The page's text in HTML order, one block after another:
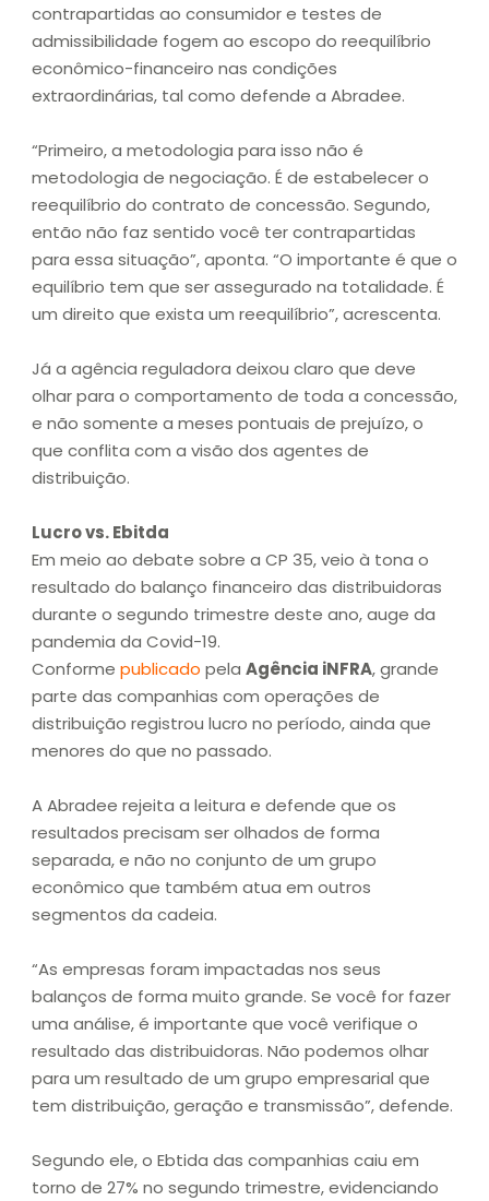
contrapartidas ao consumidor e testes de
admissibilidade fogem ao escopo do reequilíbrio
econômico-financeiro nas condições
extraordinárias, tal como defende a Abradee.
“Primeiro, a metodologia para isso não é
metodologia de negociação. É de estabelecer o
reequilíbrio do contrato de concessão. Segundo,
então não faz sentido você ter contrapartidas
para essa situação”, aponta. “O importante é que o
equilíbrio tem que ser assegurado na totalidade. É
um direito que exista um reequilíbrio”, acrescenta.
Já a agência reguladora deixou claro que deve
olhar para o comportamento de toda a concessão,
e não somente a meses pontuais de prejuízo, o
que conflita com a visão dos agentes de
distribuição.
Lucro vs. Ebitda
Em meio ao debate sobre a CP 35, veio à tona o
resultado do balanço financeiro das distribuidoras
durante o segundo trimestre deste ano, auge da
pandemia da Covid-19.
Conforme publicado pela Agência iNFRA, grande
parte das companhias com operações de
distribuição registrou lucro no período, ainda que
menores do que no passado.
A Abradee rejeita a leitura e defende que os
resultados precisam ser olhados de forma
separada, e não no conjunto de um grupo
econômico que também atua em outros
segmentos da cadeia.
“As empresas foram impactadas nos seus
balanços de forma muito grande. Se você for fazer
uma análise, é importante que você verifique o
resultado das distribuidoras. Não podemos olhar
para um resultado de um grupo empresarial que
tem distribuição, geração e transmissão”, defende.
Segundo ele, o Ebtida das companhias caiu em
torno de 27% no segundo trimestre, evidenciando